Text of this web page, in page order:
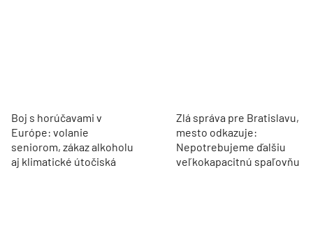
Boj s horúčavami v
Európe: volanie
seniorom, zákaz alkoholu
aj klimatické útočiská
Zlá správa pre Bratislavu,
mesto odkazuje:
Nepotrebujeme ďalšiu
veľkokapacitnú spaľovňu